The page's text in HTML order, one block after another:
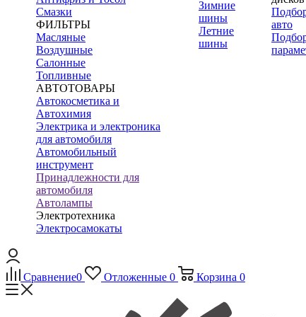
Смазки
ФИЛЬТРЫ
Масляные
Воздушные
Салонные
Топливные
АВТОТОВАРЫ
Автокосметика и
Автохимия
Электрика и электроника
для автомобиля
Автомобильный
инструмент
Принадлежности для
автомобиля
Автолампы
Электротехника
Электросамокаты
Зимние
шины
Летние
шины
авто
Сравнение0 Отложенные 0 Корзина 0